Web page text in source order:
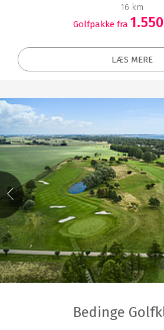
16 km
Golfpakke fra
LÆS MERE
Bedinge